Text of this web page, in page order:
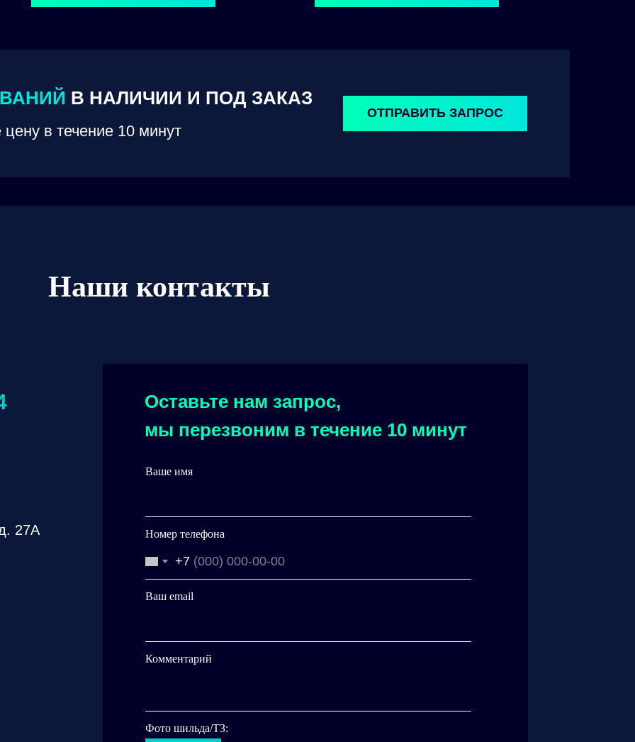
ОТПРАВИТЬ ЗАПРОС
В НАЛИЧИИ И ПОД ЗАКАЗ
в течение 10 минут
Наши контакты
Оставьте нам запрос,
мы перезвоним в течение 10 минут
Ваше имя
Номер телефона
+7
Ваш email
Комментарий
Фото шильда/ТЗ:
27А